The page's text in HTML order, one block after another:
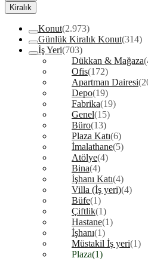
Kiralık
Konut(2.973)
Günlük Kiralık Konut(314)
İş Yeri(703)
Dükkan & Mağaza
Ofis(172)
Apartman Dairesi
Depo(19)
Fabrika(19)
Genel(15)
Büro(13)
Plaza Katı(6)
İmalathane(5)
Atölye(4)
Bina(4)
İşhanı Katı(4)
Villa (İş yeri)(4)
Büfe(1)
Çiftlik(1)
Hastane(1)
İşhanı(1)
Müstakil İş yeri(1)
Plaza(1)